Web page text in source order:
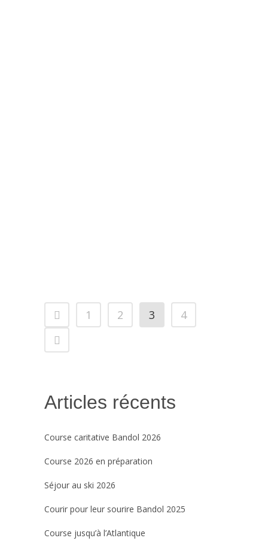
1 2 3 4
Articles récents
Course caritative Bandol 2026
Course 2026 en préparation
Séjour au ski 2026
Courir pour leur sourire Bandol 2025
Course jusqu’à l’Atlantique